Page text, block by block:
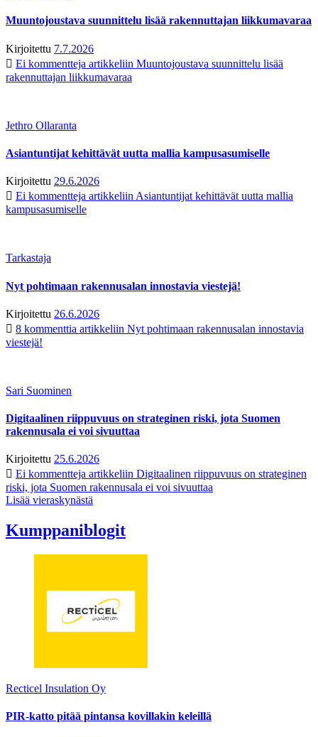
Muuntojoustava suunnittelu lisää rakennuttajan liikkumavaraa
Kirjoitettu 7.7.2026
Ei kommentteja artikkeliin Muuntojoustava suunnittelu lisää
rakennuttajan liikkumavaraa
Jethro Ollaranta
Asiantuntijat kehittävät uutta mallia kampusasumiselle
Kirjoitettu 29.6.2026
Ei kommentteja artikkeliin Asiantuntijat kehittävät uutta mallia
kampusasumiselle
Tarkastaja
Nyt pohtimaan rakennusalan innostavia viestejä!
Kirjoitettu 26.6.2026
8 kommenttia artikkeliin Nyt pohtimaan rakennusalan innostavia
viestejä!
Sari Suominen
Digitaalinen riippuvuus on strateginen riski, jota Suomen
rakennusala ei voi sivuuttaa
Kirjoitettu 25.6.2026
Ei kommentteja artikkeliin Digitaalinen riippuvuus on strateginen
riski, jota Suomen rakennusala ei voi sivuuttaa
Lisää vieraskynästä
Kumppaniblogit
Recticel Insulation Oy
PIR-katto pitää pintansa kovillakin keleillä